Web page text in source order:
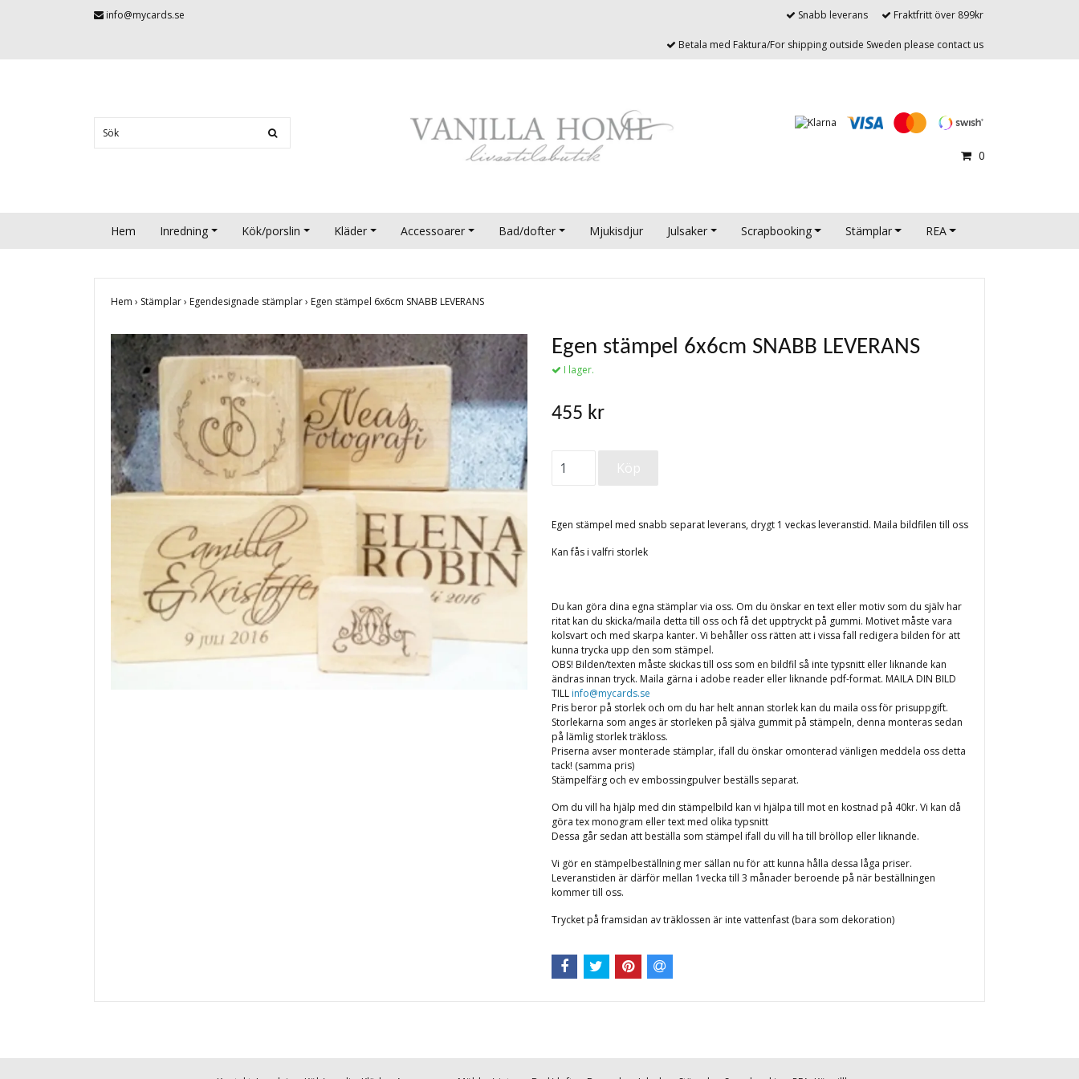
info@mycards.se Snabb leverans Fraktfritt över 899kr
Betala med Faktura/For shipping outside Sweden please contact us
0
Hem Inredning Kök/porslin Kläder Accessoarer Bad/dofter Mjukisdjur Julsaker Scrapbooking Stämplar REA
Hem › Stämplar› Egendesignade stämplar› Egen stämpel 6x6cm SNABB LEVERANS
Egen stämpel 6x6cm SNABB LEVERANS
I lager.
455 kr
Egen stämpel med snabb separat leverans, drygt 1 veckas leveranstid. Maila bildfilen till oss
Kan fås i valfri storlek
Du kan göra dina egna stämplar via oss. Om du önskar en text eller motiv som du själv har
ritat kan du skicka/maila detta till oss och få det upptryckt på gummi. Motivet måste vara
kolsvart och med skarpa kanter. Vi behåller oss rätten att i vissa fall redigera bilden för att
kunna trycka upp den som stämpel.
OBS! Bilden/texten måste skickas till oss som en bildfil så inte typsnitt eller liknande kan
ändras innan tryck. Maila gärna i adobe reader eller liknande pdf-format. MAILA DIN BILD
TILL info@mycards.se
Pris beror på storlek och om du har helt annan storlek kan du maila oss för prisuppgift.
Storlekarna som anges är storleken på själva gummit på stämpeln, denna monteras sedan
på lämlig storlek träkloss.
Priserna avser monterade stämplar, ifall du önskar omonterad vänligen meddela oss detta
tack! (samma pris)
Stämpelfärg och ev embossingpulver beställs separat.
Om du vill ha hjälp med din stämpelbild kan vi hjälpa till mot en kostnad på 40kr. Vi kan då
göra tex monogram eller text med olika typsnitt
Dessa går sedan att beställa som stämpel ifall du vill ha till bröllop eller liknande.
Vi gör en stämpelbeställning mer sällan nu för att kunna hålla dessa låga priser.
Leveranstiden är därför mellan 1vecka till 3 månader beroende på när beställningen
kommer till oss.
Trycket på framsidan av träklossen är inte vattenfast (bara som dekoration)